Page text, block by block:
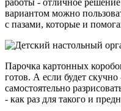
вариантом можно
с пазами, которые и
Парочка картонных
готов. А если будет
самостоятельно
- как раз для такого и